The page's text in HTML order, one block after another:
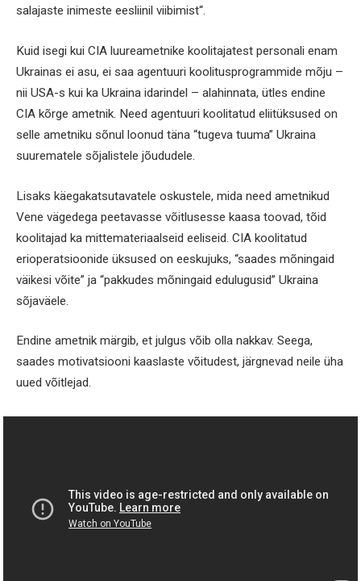
salajaste inimeste eesliinil viibimist“.
Kuid isegi kui CIA luureametnike koolitajatest personali enam
Ukrainas ei asu, ei saa agentuuri koolitusprogrammide mõju –
nii USA-s kui ka Ukraina idarindel – alahinnata, ütles endine
CIA kõrge ametnik. Need agentuuri koolitatud eliitüksused on
selle ametniku sõnul loonud täna “tugeva tuuma” Ukraina
suurematele sõjalistele jõududele.
Lisaks käegakatsutavatele oskustele, mida need ametnikud
Vene vägedega peetavasse võitlusesse kaasa toovad, tõid
koolitajad ka mittemateriaalseid eeliseid. CIA koolitatud
erioperatsioonide üksused on eeskujuks, “saades mõningaid
väikesi võite” ja “pakkudes mõningaid edulugusid” Ukraina
sõjaväele.
Endine ametnik märgib, et julgus võib olla nakkav. Seega,
saades motivatsiooni kaaslaste võitudest, järgnevad neile üha
uued võitlejad.